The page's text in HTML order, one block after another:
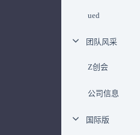
ued
团队风采
Z创会
公司信息
国际版